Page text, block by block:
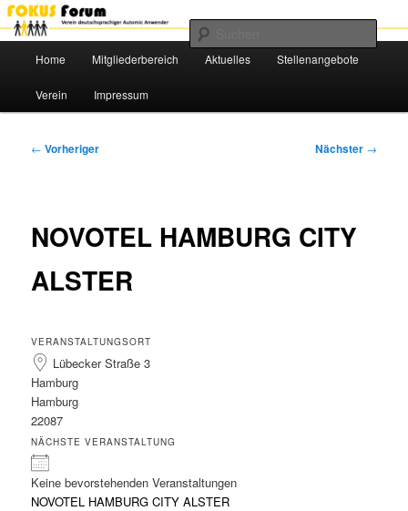
Das Benutzerforum für Automic-Anwender
Zum
primären
Home Mitgliederbereich Aktuelles Stellenangebote
Verein Impressum
Beitragsnavigation
← Vorheriger Nächster →
NOVOTEL HAMBURG CITY
ALSTER
VERANSTALTUNGSORT
Lübecker Straße 3
Hamburg
Hamburg
22087
NÄCHSTE VERANSTALTUNG
Keine bevorstehenden Veranstaltungen
NOVOTEL HAMBURG CITY ALSTER